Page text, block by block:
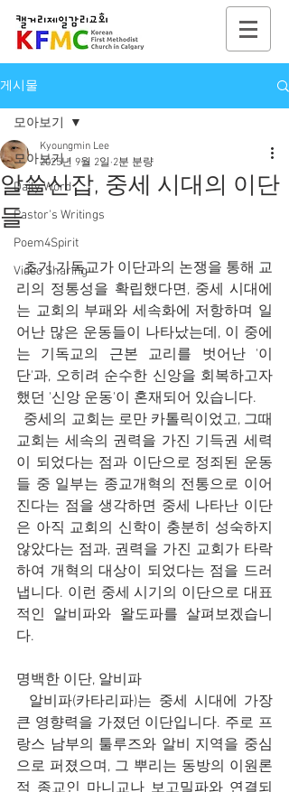
게시물
모아보기
Daily Word
Pastor's Writings
Poem4Spirit
Video Sharing
모아보기
알쓸신잡, 중세 시대의 이단
들
Kyoungmin Lee
2025년 9월 2일 2분 분량
  초기 기독교가 이단과의 논쟁을 통해 교
리의 정통성을 확립했다면, 중세 시대에
는 교회의 부패와 세속화에 저항하며 일
어난 많은 운동들이 나타났는데, 이 중에
는 기독교의 근본 교리를 벗어난 '이
단'과, 오히려 순수한 신앙을 회복하고자
했던 '신앙 운동'이 혼재되어 있습니다.
교회는 세속의 권력을 가진 기득권 세력
이 되었다는 점과 이단으로 정죄된 운동
들 중 일부는 종교개혁의 전통으로 이어
진다는 점을 생각하면 중세 나타난 이단
은 아직 교회의 신학이 충분히 성숙하지
않았다는 점과, 권력을 가진 교회가 타락
하여 개혁의 대상이 되었다는 점을 드러
냅니다. 이런 중세 시기의 이단으로 대표
적인 알비파와 왈도파를 살펴보겠습니
다.
명백한 이단, 알비파
큰 영향력을 가졌던 이단입니다. 주로 프
랑스 남부의 툴루즈와 알비 지역을 중심
으로 퍼졌으며, 그 뿌리는 동방의 이원론
적 종교인 마니교나 보고밀파와 연결되